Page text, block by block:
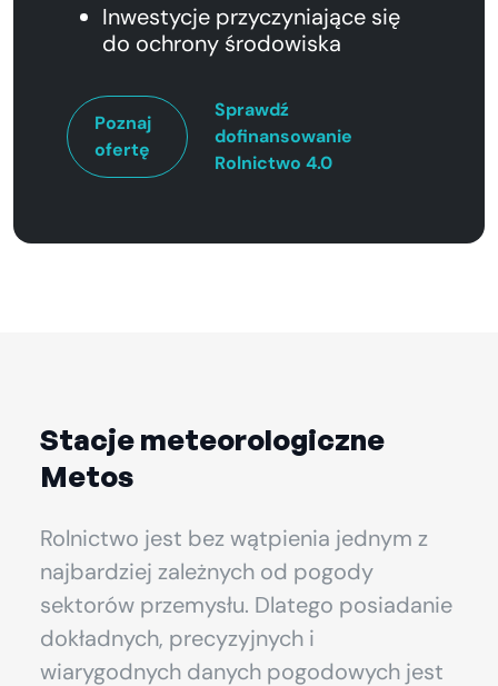
Inwestycje przyczyniające się
do ochrony środowiska
Poznaj
ofertę
Sprawdź
dofinansowanie
Rolnictwo 4.0
Stacje meteorologiczne
Metos
Rolnictwo jest bez wątpienia jednym z
najbardziej zależnych od pogody
sektorów przemysłu. Dlatego posiadanie
dokładnych, precyzyjnych i
wiarygodnych danych pogodowych jest